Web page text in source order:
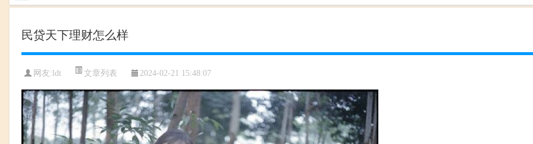
民贷天下理财怎么样
网友: ldt 文章列表 2024-02-21 15:48:07